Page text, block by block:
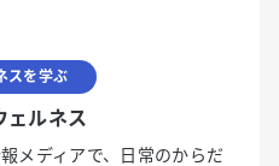
スを学ぶ
ェルネス
メディアで、日常のからだ